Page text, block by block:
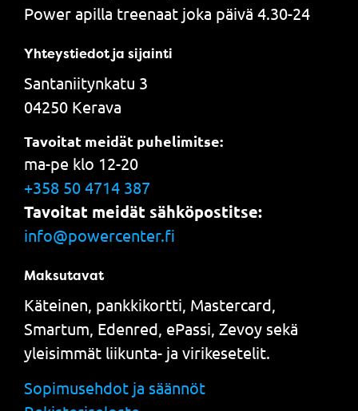
Power apilla treenaat joka päivä 4.30-24
Yhteystiedot ja sijainti
Santaniitynkatu 3
04250 Kerava
Tavoitat meidät puhelimitse:
ma-pe klo 12-20
+358 50 4714 387
Tavoitat meidät sähköpostitse:
info@powercenter.fi
Maksutavat
Käteinen, pankkikortti, Mastercard,
Smartum, Edenred, ePassi, Zevoy sekä
yleisimmät liikunta- ja virikesetelit.
Sopimusehdot ja säännöt